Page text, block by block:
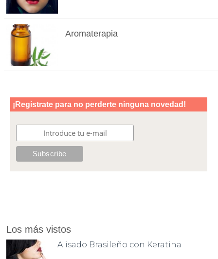
Aromaterapia
Los más vistos
Alisado Brasileño con Keratina